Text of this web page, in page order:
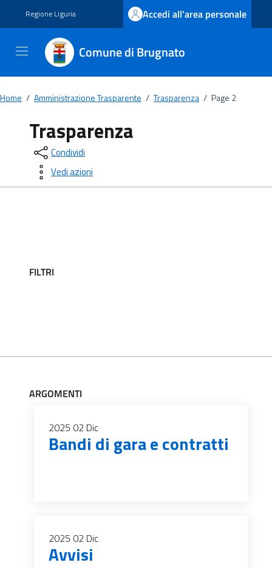
Regione Liguria Accedi all'area personale
Comune di Brugnato
Home / Amministrazione Trasparente / Trasparenza / Page 2
Trasparenza
Condividi
Vedi azioni
FILTRI
ARGOMENTI
2025 02 Dic
Bandi di gara e contratti
2025 02 Dic
Avvisi